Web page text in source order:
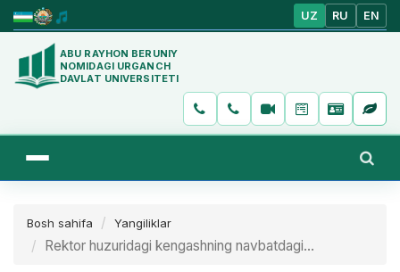
UZ RU EN
ABU RAYHON BERUNIY
NOMIDAGI URGANCH
DAVLAT UNIVERSITETI
Bosh sahifa Yangiliklar
Rektor huzuridagi kengashning navbatdagi...